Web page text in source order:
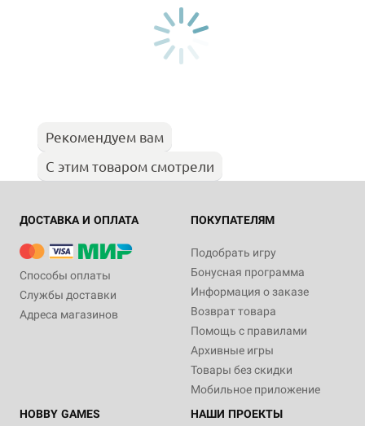
Рекомендуем вам
С этим товаром смотрели
ДОСТАВКА И ОПЛАТА
Способы оплаты
Службы доставки
Адреса магазинов
ПОКУПАТЕЛЯМ
Подобрать игру
Бонусная программа
Информация о заказе
Возврат товара
Помощь с правилами
Архивные игры
Товары без скидки
Мобильное приложение
HOBBY GAMES
НАШИ ПРОЕКТЫ